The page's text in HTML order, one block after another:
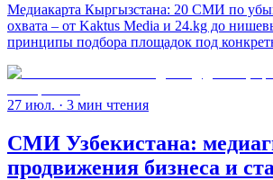
Медиакарта Кыргызстана: 20 СМИ по
охвата – от Kaktus Media и 24.kg до
принципы подбора площадок под
27 июл. · 3 мин чтения
СМИ Узбекистана:
продвижения бизнеса и